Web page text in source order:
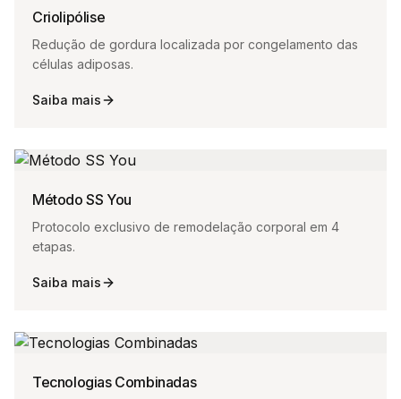
Criolipólise
Redução de gordura localizada por congelamento das
células adiposas.
Saiba mais
Método SS You
Protocolo exclusivo de remodelação corporal em 4
etapas.
Saiba mais
Tecnologias Combinadas